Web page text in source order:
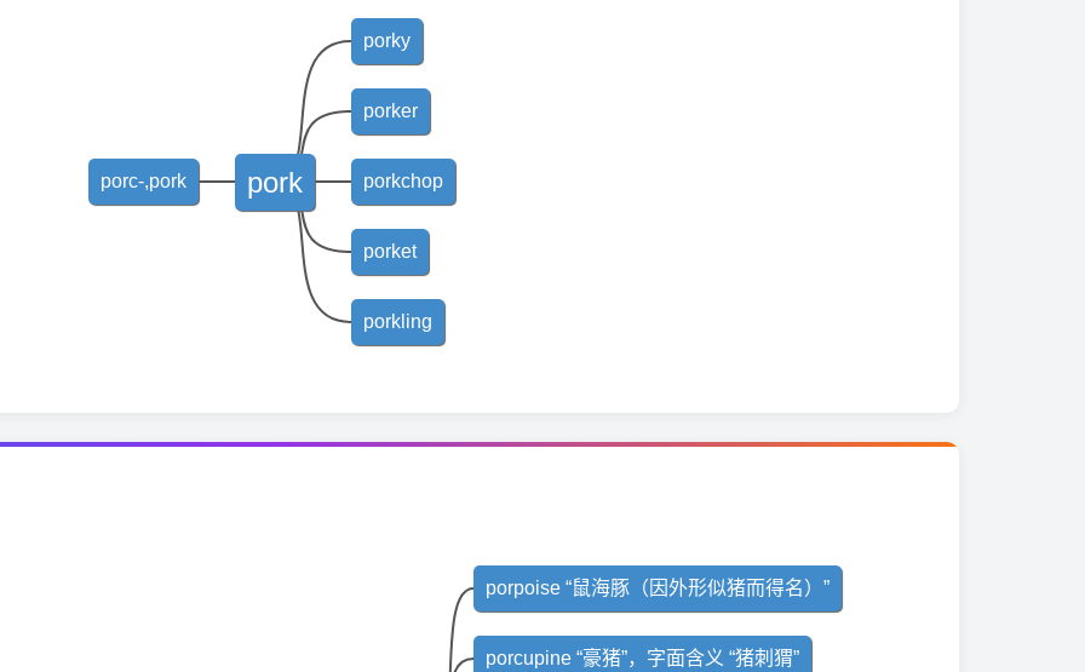
pork
porc-,pork
porky
porker
porkchop
porket
porkling
porcupine “豪猪”，字面含义 “猪刺猬”
porpoise “鼠海豚（因外形似猪而得名）”